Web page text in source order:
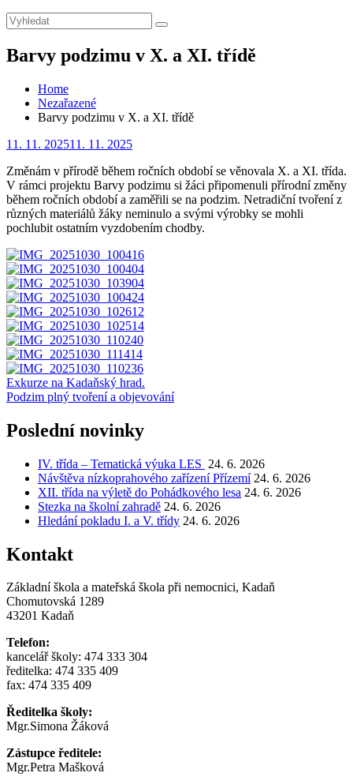
Search
for:
Search
Barvy podzimu v X. a XI. třídě
Home
Nezařazené
Barvy podzimu v X. a XI. třídě
Posted
11. 11. 202511. 11. 2025
Změnám v přírodě během ročních období se věnovala X. a XI. třída.
V rámci projektu Barvy podzimu si žáci připomenuli přírodní změny
během ročních období a zaměřili se na podzim. Netradiční tvoření z
různých materiálů žáky neminulo a svými výrobky se mohli
pochlubit ostatním vyzdobením chodby.
Navigace
pro
příspěvek
Exkurze na Kadaňský hrad.
Podzim plný tvoření a objevování
Poslední novinky
IV. třída – Tematická výuka LES 24. 6. 2026
Návštěva nízkoprahového zařízení Přízemí 24. 6. 2026
XII. třída na výletě do Pohádkového lesa 24. 6. 2026
Stezka na školní zahradě 24. 6. 2026
Hledání pokladu I. a V. třídy 24. 6. 2026
Kontakt
Základní škola a mateřská škola při nemocnici, Kadaň
Chomutovská 1289
43201 Kadaň
Telefon:
kancelář školy: 474 333 304
ředitelka: 474 335 409
fax: 474 335 409
Ředitelka školy:
Mgr.Simona Žáková
Zástupce ředitele:
Mgr.Petra Mašková